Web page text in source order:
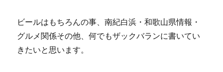
ビールはもちろんの事、南紀白浜・和歌山県情報・
グルメ関係その他、何でもザックバランに書いてい
きたいと思います。